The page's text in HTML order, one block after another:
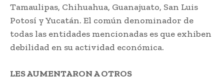
Tamaulipas, Chihuahua, Guanajuato, San Luis
Potosí y Yucatán. El común denominador de
todas las entidades mencionadas es que exhiben
debilidad en su actividad económica.
LES AUMENTARON A OTROS